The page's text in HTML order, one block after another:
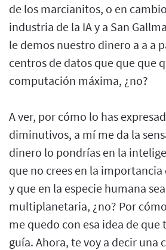
de los marcianitos, o en
industria de la IA y a San
le demos nuestro dinero a a a
centros de datos que que que
computación máxima, ¿no?
A ver, por cómo lo has
diminutivos, a mí me da la
dinero lo pondrías en la
que no crees en la
y que en la especie humana
multiplanetaria, ¿no? Por
me quedo con esa idea de que
guía. Ahora, te voy a decir una